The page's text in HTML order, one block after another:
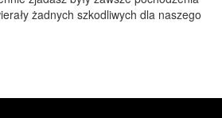
żadnych szkodliwych dla naszego